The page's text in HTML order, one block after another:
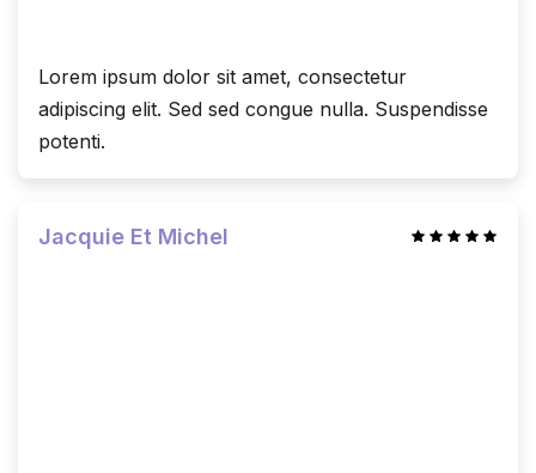
Lorem ipsum dolor sit amet, consectetur
adipiscing elit. Sed sed congue nulla. Suspendisse
potenti.
Jacquie Et Michel